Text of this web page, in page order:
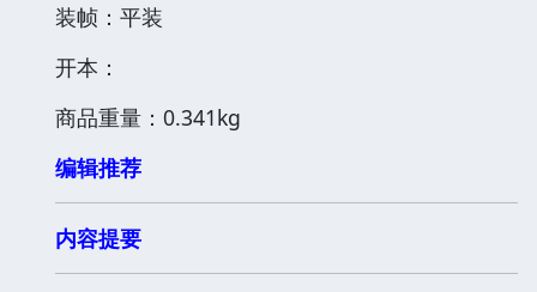
装帧：平装
开本：
商品重量：0.341kg
编辑推荐
内容提要